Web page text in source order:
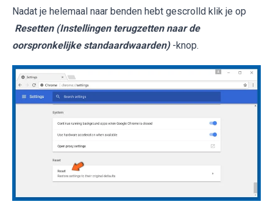
Nadat je helemaal naar benden hebt gescrolld klik je op
Resetten (Instellingen terugzetten naar de
oorspronkelijke standaardwaarden) -knop.